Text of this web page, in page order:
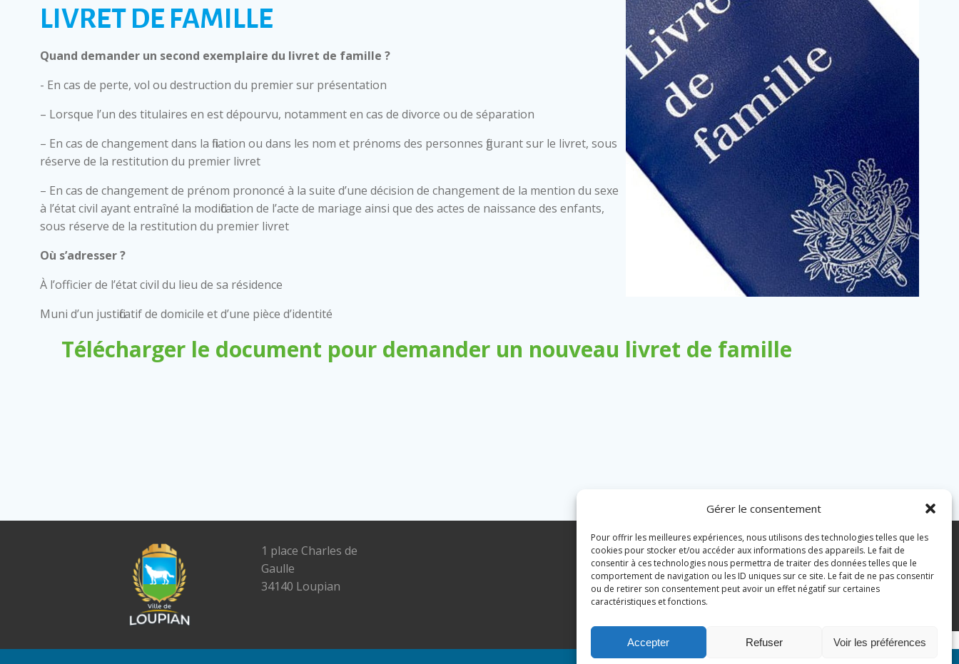
Gérer le consentement
Pour offrir les meilleures expériences, nous utilisons des technologies telles que les
cookies pour stocker et/ou accéder aux informations des appareils. Le fait de
consentir à ces technologies nous permettra de traiter des données telles que le
comportement de navigation ou les ID uniques sur ce site. Le fait de ne pas consentir
ou de retirer son consentement peut avoir un effet négatif sur certaines
caractéristiques et fonctions.
Accepter Refuser Voir les préférences
LIVRET DE FAMILLE
Quand demander un second exemplaire du livret de famille ?
- En cas de perte, vol ou destruction du premier sur présentation
– Lorsque l’un des titulaires en est dépourvu, notamment en cas de divorce ou de séparation
– En cas de changement dans la filiation ou dans les nom et prénoms des personnes figurant sur le livret, sous
réserve de la restitution du premier livret
– En cas de changement de prénom prononcé à la suite d’une décision de changement de la mention du sexe
à l’état civil ayant entraîné la modification de l’acte de mariage ainsi que des actes de naissance des enfants,
sous réserve de la restitution du premier livret
Où s’adresser ?
À l’officier de l’état civil du lieu de sa résidence
Muni d’un justificatif de domicile et d’une pièce d’identité
Télécharger le document pour demander un nouveau livret de famille
1 place Charles de
Gaulle
34140 Loupian
Tél. : 04 67 43 82 07
E-mail :
mairie@loupian.fr
Mentions légales